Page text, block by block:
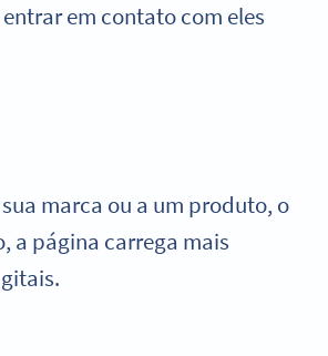
em contato com eles
marca ou a um produto, o
a página carrega mais